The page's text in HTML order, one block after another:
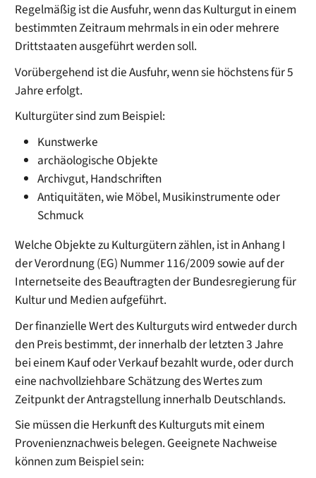
Regelmäßig ist die Ausfuhr, wenn das Kulturgut in einem
bestimmten Zeitraum mehrmals in ein oder mehrere
Drittstaaten ausgeführt werden soll.
Vorübergehend ist die Ausfuhr, wenn sie höchstens für 5
Jahre erfolgt.
Kulturgüter sind zum Beispiel:
Kunstwerke
archäologische Objekte
Archivgut, Handschriften
Antiquitäten, wie Möbel, Musikinstrumente oder
Schmuck
Welche Objekte zu Kulturgütern zählen, ist in Anhang I
der Verordnung (EG) Nummer 116/2009 sowie auf der
Internetseite des Beauftragten der Bundesregierung für
Kultur und Medien aufgeführt.
Der finanzielle Wert des Kulturguts wird entweder durch
den Preis bestimmt, der innerhalb der letzten 3 Jahre
bei einem Kauf oder Verkauf bezahlt wurde, oder durch
eine nachvollziehbare Schätzung des Wertes zum
Zeitpunkt der Antragstellung innerhalb Deutschlands.
Sie müssen die Herkunft des Kulturguts mit einem
Provenienznachweis belegen. Geeignete Nachweise
können zum Beispiel sein: